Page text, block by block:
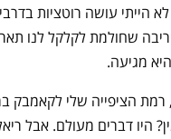
לא הייתי עושה רוטציות
שחולמת לקלקל לנו
מגיעה.
רמת הציפייה שלי לקאמבק
היו דברים מעולם. אבל